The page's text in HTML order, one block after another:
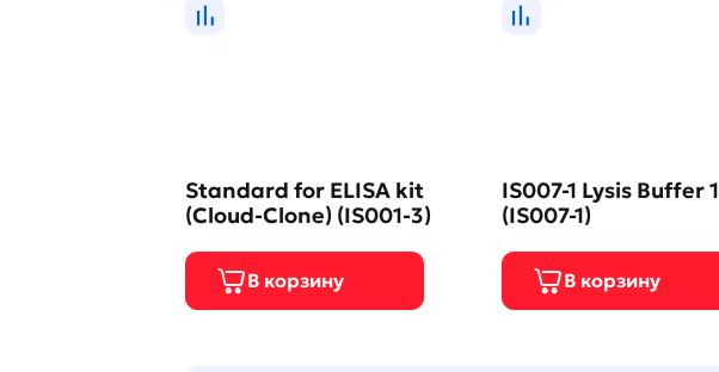
Standard for ELISA kit
(Cloud-Clone) (IS001-3)
IS007-1 Lysis Buffer 1
(IS007-1)